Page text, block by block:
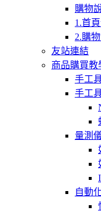
購物
1.首
2.購
友站連結
商品購買教
手工
手工
量測
自動